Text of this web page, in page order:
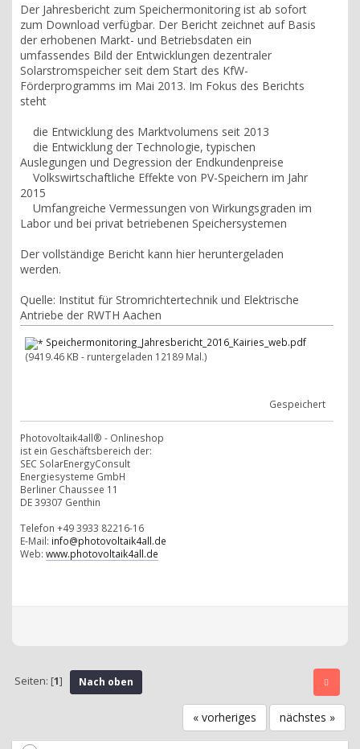
Der Jahresbericht zum Speichermonitoring ist ab sofort
zum Download verfügbar. Der Bericht zeichnet auf Basis
der erhobenen Markt- und Betriebsdaten ein
umfassendes Bild der Entwicklungen dezentraler
Solarstromspeicher seit dem Start des KfW-
Förderprogramms im Mai 2013. Im Fokus des Berichts
steht
die Entwicklung des Marktvolumens seit 2013
die Entwicklung der Technologie, typischen
Auslegungen und Degression der Endkundenpreise
Volkswirtschaftliche Effekte von PV-Speichern im Jahr
2015
Umfangreiche Vermessungen von Wirkungsgraden im
Labor und bei privat betriebenen Speichersystemen
Der vollständige Bericht kann hier heruntergeladen
werden.
Quelle: Institut für Stromrichtertechnik und Elektrische
Antriebe der RWTH Aachen
Speichermonitoring_Jahresbericht_2016_Kairies_web.pdf
(9419.46 KB - runtergeladen 12189 Mal.)
Gespeichert
Photovoltaik4all® - Onlineshop
ist ein Geschäftsbereich der:
SEC SolarEnergyConsult
Energiesysteme GmbH
Berliner Chaussee 11
DE 39307 Genthin
Telefon +49 3933 82216-16
E-Mail: info@photovoltaik4all.de
Web: www.photovoltaik4all.de
Seiten: [1] Nach oben
« vorheriges nächstes »